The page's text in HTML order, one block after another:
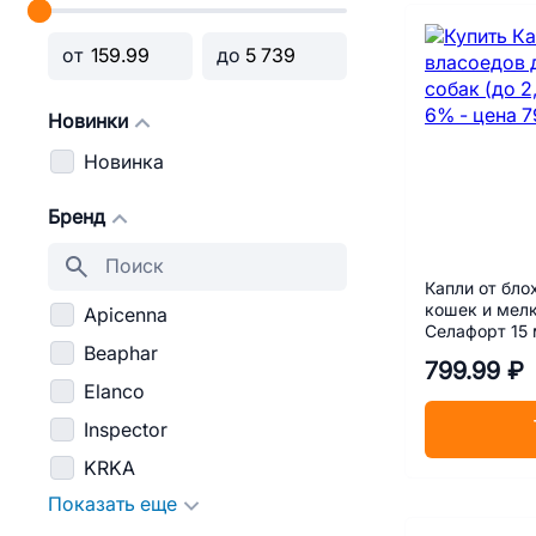
от до
Новинки
Новинка
Бренд
Apicenna
Beaphar
Elanco
Inspector
KRKA
Показать еще
Капли от
кошек и
Селафорт 15
799.99 ₽